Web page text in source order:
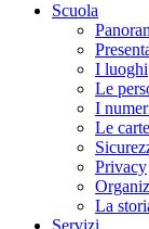
Scuola
I luoghi
Le
I
Le
Privacy
La
Servizi